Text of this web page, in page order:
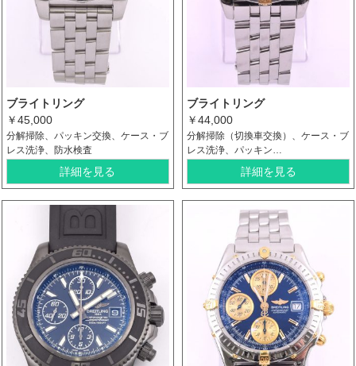
ブライトリング
￥45,000
分解掃除、パッキン交換、ケース・ブ
レス洗浄、防水検査
詳細を見る
ブライトリング
￥44,000
分解掃除（切換車交換）、ケース・ブ
レス洗浄、パッキン…
詳細を見る